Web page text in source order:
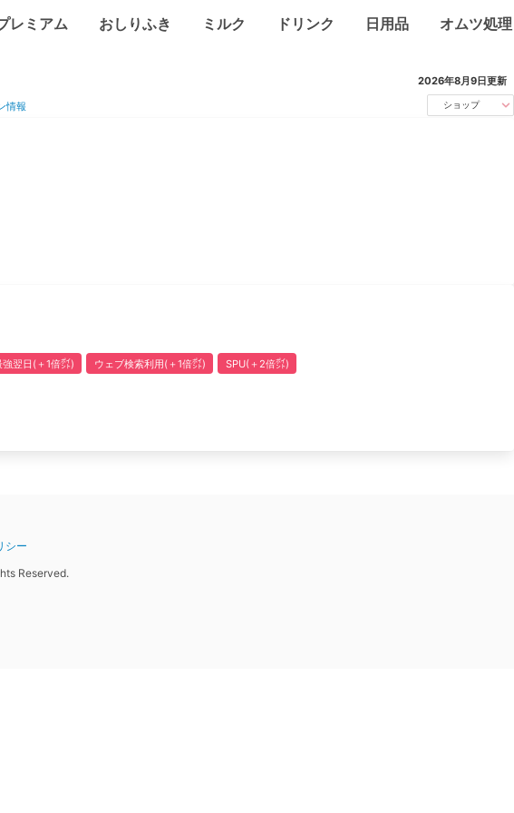
レミアム おしりふき ミルク ドリンク 日用品 オムツ処理
2026年8月9日更新
情報 ショップ
強翌日(＋1倍㌽) ウェブ検索利用(＋1倍㌽) SPU(＋2倍㌽)
シー
Reserved.